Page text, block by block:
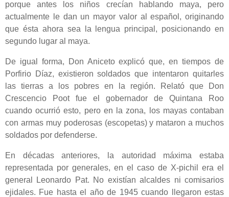
porque antes los niños crecían hablando maya, pero
actualmente le dan un mayor valor al español, originando
que ésta ahora sea la lengua principal, posicionando en
segundo lugar al maya.
De igual forma, Don Aniceto explicó que, en tiempos de
Porfirio Díaz, existieron soldados que intentaron quitarles
las tierras a los pobres en la región. Relató que Don
Crescencio Poot fue el gobernador de Quintana Roo
cuando ocurrió esto, pero en la zona, los mayas contaban
con armas muy poderosas (escopetas) y mataron a muchos
soldados por defenderse.
En décadas anteriores, la autoridad máxima estaba
representada por generales, en el caso de X-pichil era el
general Leonardo Pat. No existían alcaldes ni comisarios
ejidales. Fue hasta el año de 1945 cuando llegaron estas